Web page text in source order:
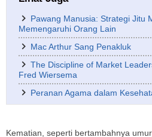
Pawang Manusia: Strategi Jitu
Memengaruhi Orang Lain
Mac Arthur Sang Penakluk
The Discipline of Market
Fred Wiersema
Peranan Agama dalam
Kematian, seperti bertambahnya